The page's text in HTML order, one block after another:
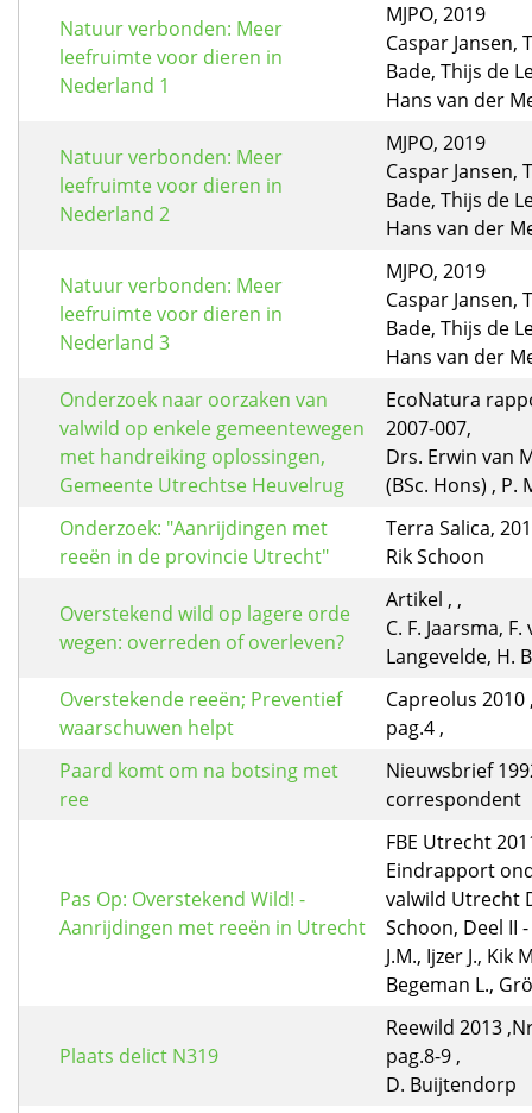
Natuur verbonden: Meer
leefruimte voor dieren in
Nederland 1
MJPO, 2019
Caspar Jansen,
Bade, Thijs de
Hans van der
Natuur verbonden: Meer
leefruimte voor dieren in
Nederland 2
MJPO, 2019
Caspar Jansen,
Bade, Thijs de
Hans van der
Natuur verbonden: Meer
leefruimte voor dieren in
Nederland 3
MJPO, 2019
Caspar Jansen,
Bade, Thijs de
Hans van der
Onderzoek naar oorzaken van
valwild op enkele gemeentewegen
met handreiking oplossingen,
Gemeente Utrechtse Heuvelrug
EcoNatura
2007-007,
Drs. Erwin van
(BSc. Hons) , P.
Onderzoek: "Aanrijdingen met
reeën in de provincie Utrecht"
Terra Salica,
Rik Schoon
Overstekend wild op lagere orde
wegen: overreden of overleven?
Artikel , ,
C. F. Jaarsma, F.
Langevelde, H.
Overstekende reeën; Preventief
waarschuwen helpt
Capreolus 2010
pag.4 ,
Paard komt om na botsing met
ree
Nieuwsbrief
correspondent
Pas Op: Overstekend Wild! -
Aanrijdingen met reeën in Utrecht
FBE Utrecht
Eindrapport
valwild Utrecht
Schoon, Deel II
J.M., Ijzer J., Kik
Begeman L.,
Plaats delict N319
Reewild 2013
pag.8-9 ,
D. Buijtendorp